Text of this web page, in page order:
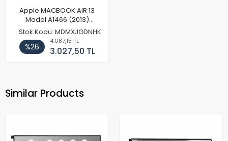
Apple MACBOOK AIR 13
Model A1466 (2013)
Notebook Ekran (Ön Panel)
Stok Kodu: MDMXJGDNHK
%26
4.087,15 TL
3.027,50 TL
Similar Products